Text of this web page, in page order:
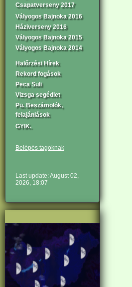
Csapatverseny 2017
Vályogos Bajnoka 2016
Háziverseny 2016
Vályogos Bajnoka 2015
Vályogos Bajnoka 2014
Halőrzési Hírek
Rekord fogások
Peca Suli
Vizsga segédlet
Pü. Beszámolók,
felajánlások
GYIK.
Belépés tagoknak
Last update: August 02,
2026, 18:07